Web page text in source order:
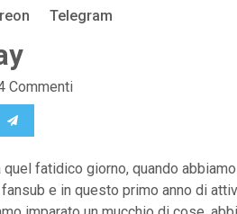
Telegram
Commenti
quel fatidico giorno, quando
e in questo primo anno di